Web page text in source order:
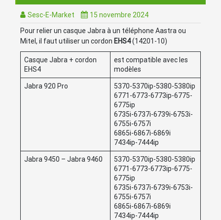
Sesc-E-Market
15 novembre 2024
Pour relier un casque Jabra à un téléphone Aastra ou
Mitel, il faut utiliser un cordon EHS4(14201-10)
Casque Jabra + cordon
EHS4
est compatible avec les
modèles
Jabra 920 Pro
5370-5370ip-5380-5380ip
6771-6773-6773ip-6775-
6775ip
6735i-6737i-6739i-6753i-
6755i-6757i
6865i-6867i-6869i
7434ip-7444ip
Jabra 9450 – Jabra 9460
5370-5370ip-5380-5380ip
6771-6773-6773ip-6775-
6775ip
6735i-6737i-6739i-6753i-
6755i-6757i
6865i-6867i-6869i
7434ip-7444ip